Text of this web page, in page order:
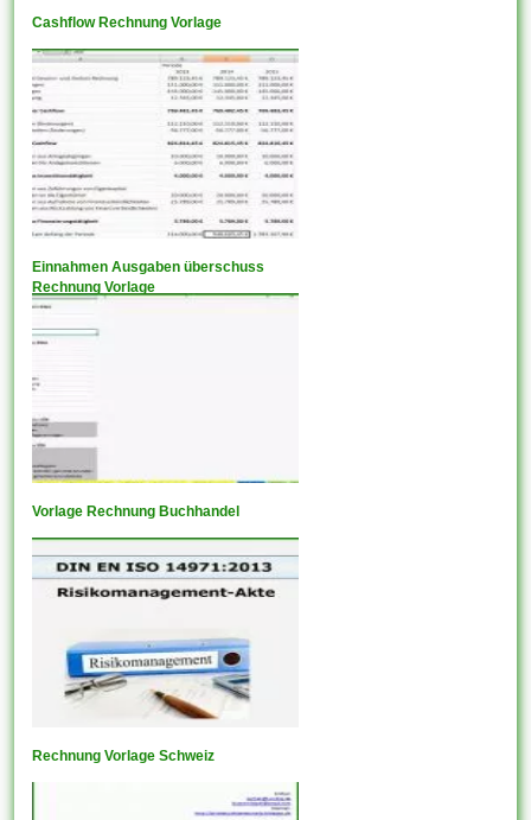
Cashflow Rechnung Vorlage
Einnahmen Ausgaben überschuss
Rechnung Vorlage
Vorlage Rechnung Buchhandel
Rechnung Vorlage Schweiz